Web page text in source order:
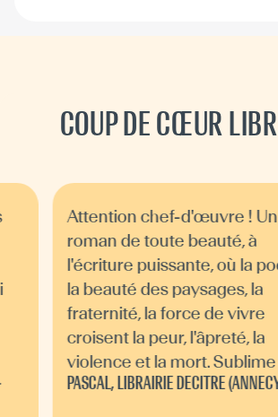
COUP DE CŒUR
Attention chef-d'œuvre ! Un
roman de toute beauté, à
l'écriture puissante, où la
la beauté des paysages, la
fraternité, la force de vivre
croisent la peur, l'âpreté, la
violence et la mort. Sublime
PASCAL, LIBRAIRIE DECITRE